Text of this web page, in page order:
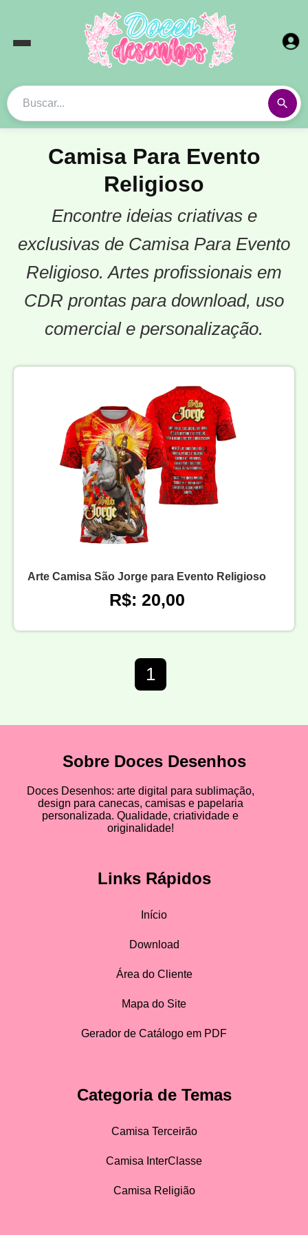
Camisa Para Evento
Religioso
Encontre ideias criativas e
exclusivas de Camisa Para Evento
Religioso. Artes profissionais em
CDR prontas para download, uso
comercial e personalização.
Arte Camisa São Jorge para Evento Religioso
R$: 20,00
1
Sobre Doces Desenhos
Doces Desenhos: arte digital para sublimação,
design para canecas, camisas e papelaria
personalizada. Qualidade, criatividade e
originalidade!
Links Rápidos
Início
Download
Área do Cliente
Mapa do Site
Gerador de Catálogo em PDF
Categoria de Temas
Camisa Terceirão
Camisa InterClasse
Camisa Religião